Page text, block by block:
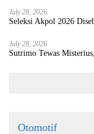
July 28, 2026
Seleksi Akpol 2026
July 28, 2026
Sutrimo Tewas
Otomotif